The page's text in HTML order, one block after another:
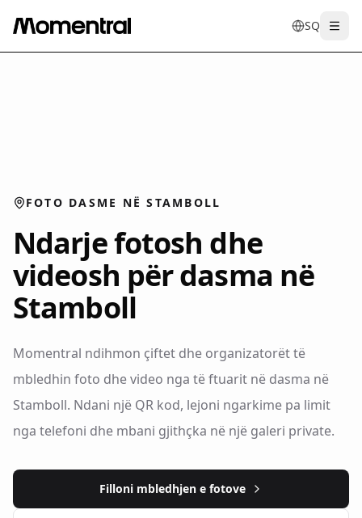
SQ
entrdees
FOTO DASME NË STAMBOLL
Ndarje fotosh dhe
videosh për dasma në
Stamboll
Momentral ndihmon çiftet dhe organizatorët të
mbledhin foto dhe video nga të ftuarit në dasma në
Stamboll. Ndani një QR kod, lejoni ngarkime pa limit
nga telefoni dhe mbani gjithçka në një galeri private.
Filloni mbledhjen e fotove